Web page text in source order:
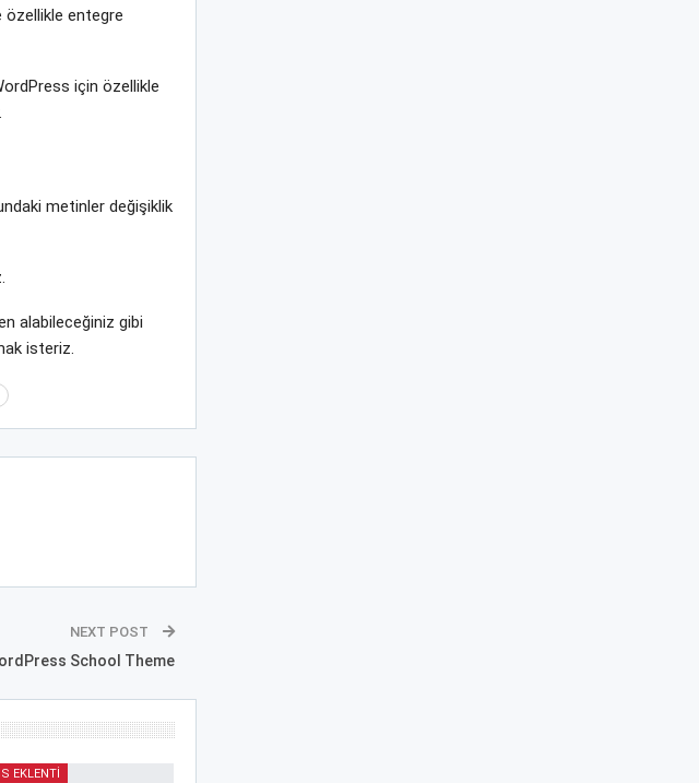
özellikle entegre
için özellikle
metinler değişiklik
alabileceğiniz gibi
isteriz.
NEXT POST
School Theme
EKLENTI